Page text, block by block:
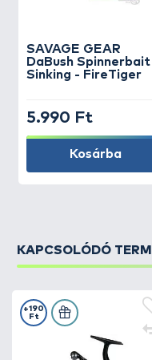
SAVAGE GEAR
DaBush Spinnerbait
Sinking - FireTiger
5.990 Ft
Kosárba
KAPCSOLÓDÓ
+190
Ft